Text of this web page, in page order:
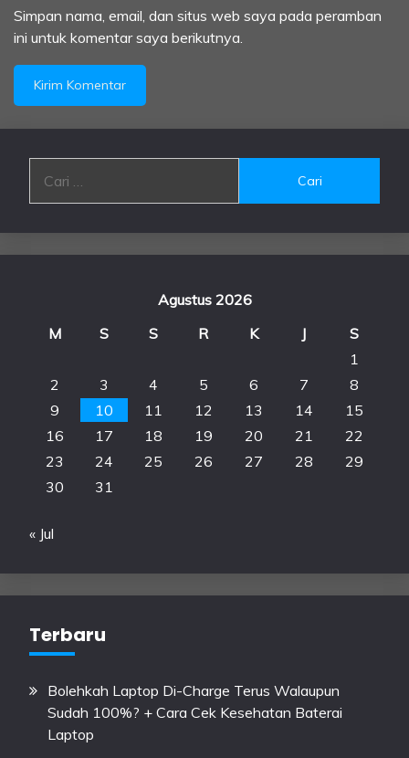
Simpan nama, email, dan situs web saya pada peramban
ini untuk komentar saya berikutnya.
untuk:
Agustus 2026
M
S S R K J
S
1
2
3 4 5 6 7
8
9
10 11 12 13 14
15
16
17 18 19 20 21
22
23
24 25 26 27 28
29
30
31
« Jul
Terbaru
Bolehkah Laptop Di-Charge Terus Walaupun
Sudah 100%? + Cara Cek Kesehatan Baterai
Laptop